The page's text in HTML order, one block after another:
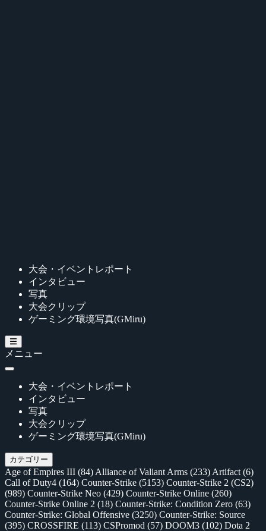
大会・イベントレポート
インタビュー
写真
大会クリップ
ゲーミング環境写真(GMiru)
メニュー
大会・イベントレポート
インタビュー
写真
大会クリップ
ゲーミング環境写真(GMiru)
カテゴリー
Age of Empires III (84) Alliance of Valiant Arms (233) Artifact (6)
Call of Duty4 (164) Counter-Strike (5153) Counter-Strike 2 (CS2)
(989) Counter-Strike Neo (429) Counter-Strike Online (260)
Counter-Strike Online 2 (18) Counter-Strike: Condition Zero (63)
Counter-Strike: Global Offensive (3250) Counter-Strike: Source
(395) CROSSFIRE (113) CSPromod (57) DOOM3 (102) Dota 2